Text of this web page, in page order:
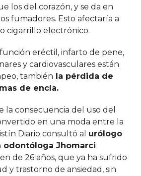
los del corazón, y se da en
fumadores. Esto afectaría a
cigarrillo electrónico.
eréctil, infarto de pene,
y cardiovasculares están
también la pérdida de
de encía.
la consecuencia del uso del
en una moda entre la
Diario consultó al urólogo
odontóloga Jhomarci
de 26 años, que ya ha sufrido
y trastorno de ansiedad, sin